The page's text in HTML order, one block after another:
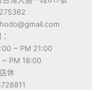
~ PM 21:00
PM 18:00
休